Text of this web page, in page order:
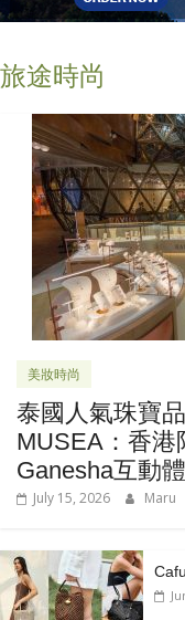
旅途時尚
美妝時尚
泰國人氣珠寶
MUSEA：香港
Ganesha互動
July 15, 2026 Maru